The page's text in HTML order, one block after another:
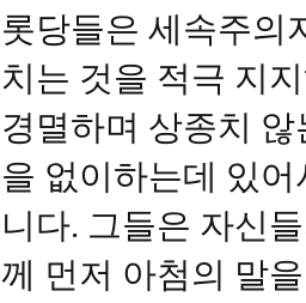
롯당들은 세속주의
치는 것을 적극 지
경멸하며 상종치
을 없이하는데 있
니다. 그들은 자신
께 먼저 아첨의 말